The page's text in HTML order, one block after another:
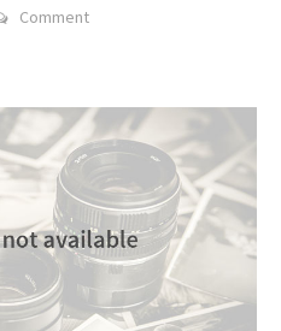
Comment